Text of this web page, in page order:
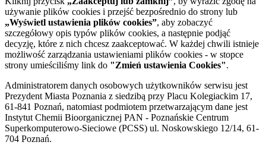
używanie plików cookies i przejść bezpośrednio do strony lub
„Wyświetl ustawienia plików cookies”, aby zobaczyć
szczegółowy opis typów plików cookies, a następnie podjąć
decyzję, które z nich chcesz zaakceptować. W każdej chwili istnieje
możliwość zarządzania ustawieniami plików cookies - w stopce
strony umieściliśmy link do "Zmień ustawienia Cookies".
Administratorem danych osobowych użytkowników serwisu jest
Prezydent Miasta Poznania z siedzibą przy Placu Kolegiackim 17,
61-841 Poznań, natomiast podmiotem przetwarzającym dane jest
Instytut Chemii Bioorganicznej PAN - Poznańskie Centrum
Superkomputerowo-Sieciowe (PCSS) ul. Noskowskiego 12/14, 61-
704 Poznań.